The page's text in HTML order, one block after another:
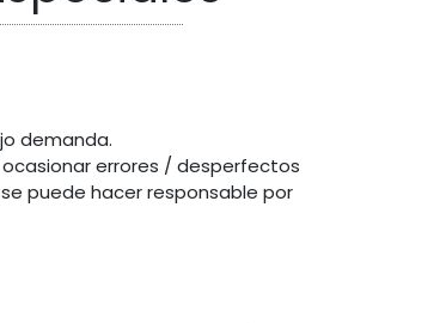
demanda.
errores / desperfectos
puede hacer responsable por